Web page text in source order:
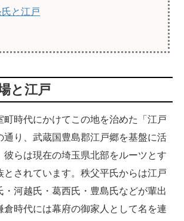
と江戸
と江戸
時代にかけてこの地を治めた「江戸
通り、武蔵国豊島郡江戸郷を基盤に活
彼らは現在の埼玉県北部をルーツとす
とされています。秩父平氏からは江戸
・河越氏・葛西氏・豊島氏などが輩出
倉時代には幕府の御家人として名を連